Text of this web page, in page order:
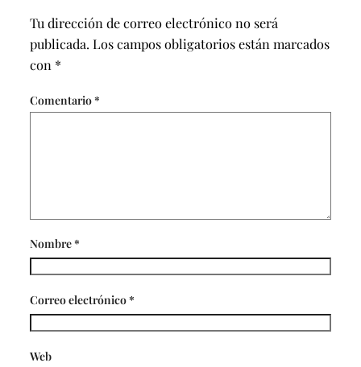
Tu dirección de correo electrónico no será
publicada. Los campos obligatorios están marcados
con *
Comentario*
Nombre*
Correo electrónico*
Web